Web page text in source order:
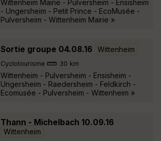
Wittenheim Mairie - Pulversheim - Ensisheim
- Ungersheim - Petit Prince - EcoMusée -
Pulversheim - Wittenheim Mairie »
Sortie groupe 04.08.16 Wittenheim
Cyclotourisme 30 km
Wittenheim - Pulversheim - Ensisheim -
Ungersheim - Raedersheim - Feldkirch -
Ecomusée - Pulversheim - Wittenheim »
Thann - Michelbach 10.09.16
Wittenheim